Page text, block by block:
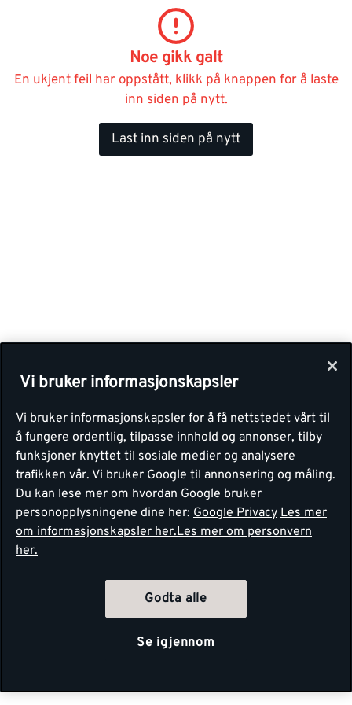
Noe gikk galt
En ukjent feil har oppstått, klikk på knappen for å laste
inn siden på nytt.
Last inn siden på nytt
Vi bruker informasjonskapsler
Vi bruker informasjonskapsler for å få nettstedet vårt til
å fungere ordentlig, tilpasse innhold og annonser, tilby
funksjoner knyttet til sosiale medier og analysere
trafikken vår. Vi bruker Google til annonsering og måling.
Du kan lese mer om hvordan Google bruker
personopplysningene dine her: Google Privacy Les mer
om informasjonskapsler her.Les mer om personvern
her.
Godta alle
Se igjennom